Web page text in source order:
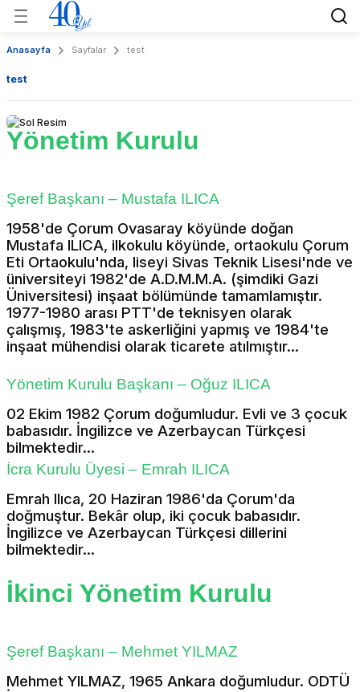
ve Değerler
Teknolojik Faaliyetler
Grubu Sebze Grubu
Donuk Gıda
Sirke Grubu
Meyve
Sebze
Anasayfa Sayfalar test
test
Yönetim Kurulu
Şeref Başkanı – Mustafa ILICA
1958'de Çorum Ovasaray köyünde doğan
Mustafa ILICA, ilkokulu köyünde, ortaokulu Çorum
Eti Ortaokulu'nda, liseyi Sivas Teknik Lisesi'nde ve
üniversiteyi 1982'de A.D.M.M.A. (şimdiki Gazi
Üniversitesi) inşaat bölümünde tamamlamıştır.
1977-1980 arası PTT'de teknisyen olarak
çalışmış, 1983'te askerliğini yapmış ve 1984'te
inşaat mühendisi olarak ticarete atılmıştır...
Yönetim Kurulu Başkanı – Oğuz ILICA
02 Ekim 1982 Çorum doğumludur. Evli ve 3 çocuk
babasıdır. İngilizce ve Azerbaycan Türkçesi
bilmektedir...
İcra Kurulu Üyesi – Emrah ILICA
Emrah Ilıca, 20 Haziran 1986'da Çorum'da
doğmuştur. Bekâr olup, iki çocuk babasıdır.
İngilizce ve Azerbaycan Türkçesi dillerini
bilmektedir...
İkinci Yönetim Kurulu
Şeref Başkanı – Mehmet YILMAZ
Mehmet YILMAZ, 1965 Ankara doğumludur. ODTÜ